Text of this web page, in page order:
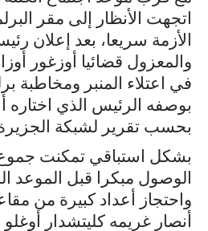
اتجهت الأنظار إلى مقر
الأزمة سريعا، بعد إعلان
والمعزول قضائيا أوزغور
في اعتلاء المنبر ومخاطبة
بوصفه الرئيس الذي اختاره
بحسب تقرير لشبكة
بشكل استباقي تمكنت
الوصول مبكرا قبل الموعد
واحتجاز أعداد كبيرة من
أنصار غريمه كليتشدار